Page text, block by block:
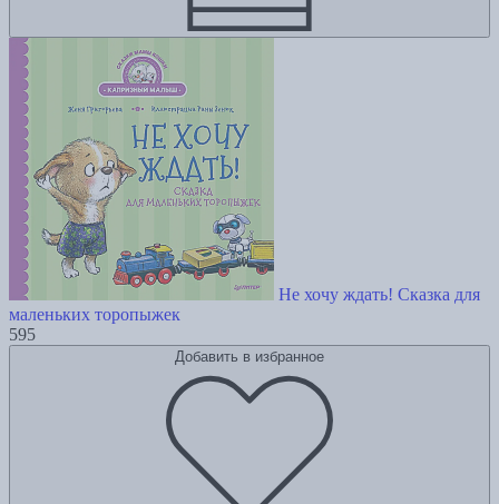
Не хочу ждать! Сказка для
маленьких торопыжек
595
Добавить в избранное